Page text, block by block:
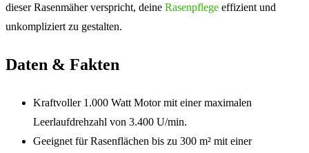
dieser Rasenmäher verspricht, deine Rasenpflege effizient und
unkompliziert zu gestalten.
Daten & Fakten
Kraftvoller 1.000 Watt Motor mit einer maximalen
Leerlaufdrehzahl von 3.400 U/min.
Geeignet für Rasenflächen bis zu 300 m² mit einer